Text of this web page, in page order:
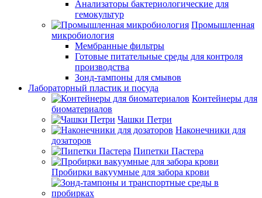
Анализаторы бактериологические для
гемокультур
Промышленная
микробиология
Мембранные фильтры
Готовые питательные среды для контроля
производства
Зонд-тампоны для смывов
Лабораторный пластик и посуда
Контейнеры для
биоматериалов
Чашки Петри
Наконечники для
дозаторов
Пипетки Пастера
Пробирки вакуумные для забора крови